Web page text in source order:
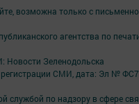
возможна только с
агентства по
Зеленодольска
СМИ, дата: Эл №
службой по надзору в сфере